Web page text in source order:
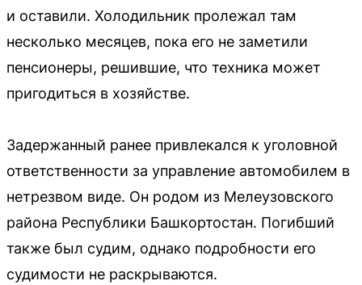
и оставили. Холодильник пролежал там
несколько месяцев, пока его не заметили
пенсионеры, решившие, что техника может
пригодиться в хозяйстве.
Задержанный ранее привлекался к уголовной
ответственности за управление автомобилем в
нетрезвом виде. Он родом из Мелеузовского
района Республики Башкортостан. Погибший
также был судим, однако подробности его
судимости не раскрываются.